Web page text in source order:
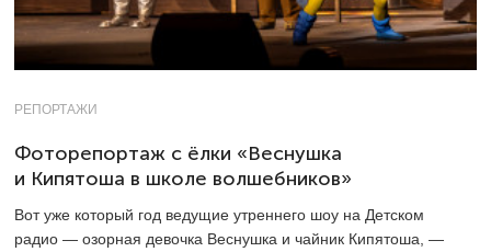
РЕПОРТАЖИ
Фоторепортаж с ёлки «Веснушка
и Кипятоша в школе волшебников»
Вот уже который год ведущие утреннего шоу на Детском
радио — озорная девочка Веснушка и чайник Кипятоша, —